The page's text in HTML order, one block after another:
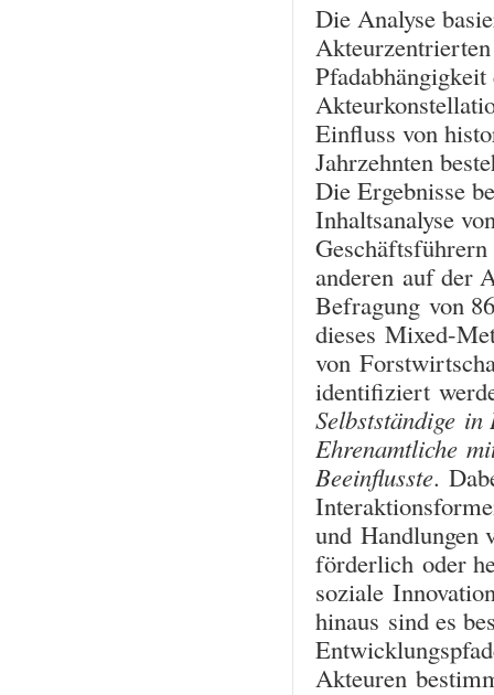
Die Analyse
Einfluss von
Jahrzehnten
Die Ergebnisse
Inhaltsanalyse
anderen auf der
Befragung von
dieses Mixed-
von
identifiziert
Selbstständige
Ehrenamtliche
Beeinflusste.
und Handlungen
förderlich oder
soziale
hinaus sind es
Akteuren